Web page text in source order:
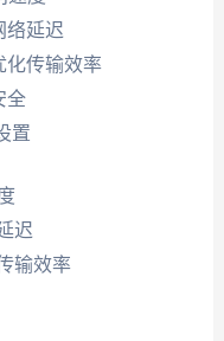
络延迟
化传输效率
全
置
迟
输效率